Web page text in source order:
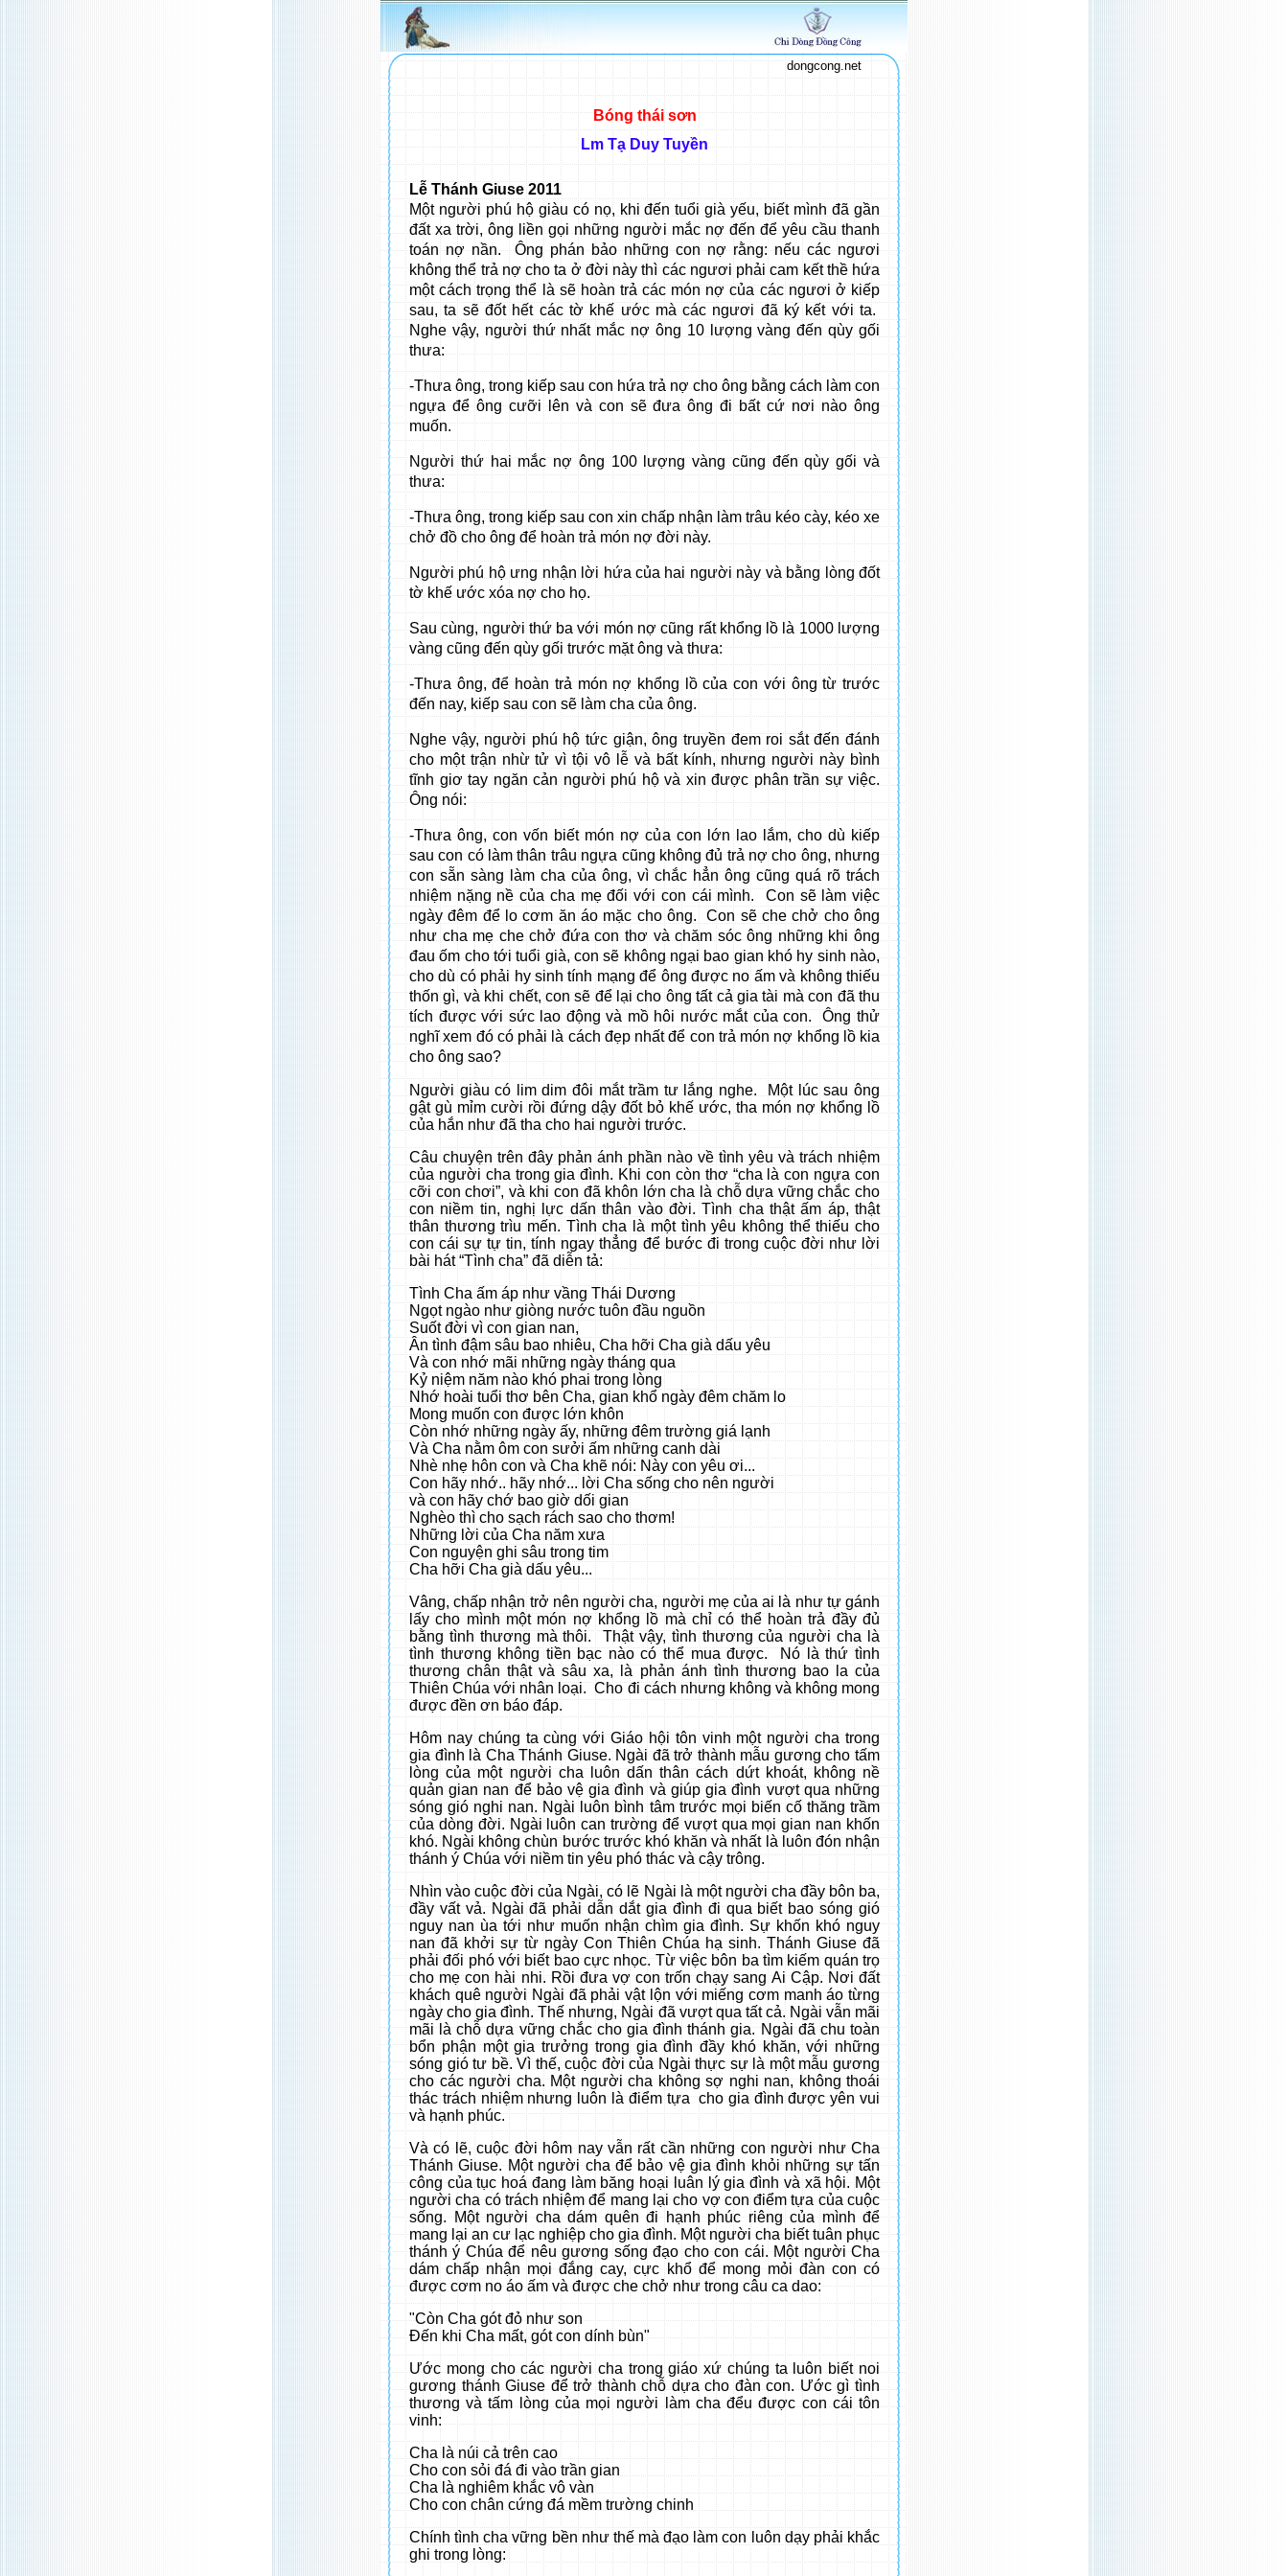
dongcong.net
Bóng thái sơn
Lm Tạ Duy Tuyền
Lễ Thánh Giuse 2011
Một người phú hộ giàu có nọ, khi đến tuổi già yếu, biết mình đã gần
đất xa trời, ông liền gọi những người mắc nợ đến để yêu cầu thanh
toán nợ nần. Ông phán bảo những con nợ rằng: nếu các ngươi
không thể trả nợ cho ta ở đời này thì các ngươi phải cam kết thề hứa
một cách trọng thể là sẽ hoàn trả các món nợ của các ngươi ở kiếp
sau, ta sẽ đốt hết các tờ khế ước mà các ngươi đã ký kết với ta.
Nghe vậy, người thứ nhất mắc nợ ông 10 lượng vàng đến qùy gối
thưa:
-Thưa ông, trong kiếp sau con hứa trả nợ cho ông bằng cách làm con
ngựa để ông cưỡi lên và con sẽ đưa ông đi bất cứ nơi nào ông
muốn.
Người thứ hai mắc nợ ông 100 lượng vàng cũng đến qùy gối và
thưa:
-Thưa ông, trong kiếp sau con xin chấp nhận làm trâu kéo cày, kéo xe
chở đồ cho ông để hoàn trả món nợ đời này.
Người phú hộ ưng nhận lời hứa của hai người này và bằng lòng đốt
tờ khế ước xóa nợ cho họ.
Sau cùng, người thứ ba với món nợ cũng rất khổng lồ là 1000 lượng
vàng cũng đến qùy gối trước mặt ông và thưa:
-Thưa ông, để hoàn trả món nợ khổng lồ của con với ông từ trước
đến nay, kiếp sau con sẽ làm cha của ông.
Nghe vậy, người phú hộ tức giận, ông truyền đem roi sắt đến đánh
cho một trận nhừ tử vì tội vô lễ và bất kính, nhưng người này bình
tĩnh giơ tay ngăn cản người phú hộ và xin được phân trần sự việc.
Ông nói:
-Thưa ông, con vốn biết món nợ của con lớn lao lắm, cho dù kiếp
sau con có làm thân trâu ngựa cũng không đủ trả nợ cho ông, nhưng
con sẵn sàng làm cha của ông, vì chắc hẳn ông cũng quá rõ trách
nhiệm nặng nề của cha mẹ đối với con cái mình. Con sẽ làm việc
ngày đêm để lo cơm ăn áo mặc cho ông. Con sẽ che chở cho ông
như cha mẹ che chở đứa con thơ và chăm sóc ông những khi ông
đau ốm cho tới tuổi già, con sẽ không ngại bao gian khó hy sinh nào,
cho dù có phải hy sinh tính mạng để ông được no ấm và không thiếu
thốn gì, và khi chết, con sẽ để lại cho ông tất cả gia tài mà con đã thu
tích được với sức lao động và mồ hôi nước mắt của con. Ông thử
nghĩ xem đó có phải là cách đẹp nhất để con trả món nợ khổng lồ kia
cho ông sao?
Người giàu có lim dim đôi mắt trầm tư lắng nghe. Một lúc sau ông
gật gù mỉm cười rồi đứng dậy đốt bỏ khế ước, tha món nợ khổng lồ
của hắn như đã tha cho hai người trước.
Câu chuyện trên đây phản ánh phần nào về tình yêu và trách nhiệm
của người cha trong gia đình. Khi con còn thơ “cha là con ngựa con
cỡi con chơi”, và khi con đã khôn lớn cha là chỗ dựa vững chắc cho
con niềm tin, nghị lực dấn thân vào đời. Tình cha thật ấm áp, thật
thân thương trìu mến. Tình cha là một tình yêu không thể thiếu cho
con cái sự tự tin, tính ngay thẳng để bước đi trong cuộc đời như lời
bài hát “Tình cha” đã diễn tả:
Tình Cha ấm áp như vầng Thái Dương
Ngọt ngào như giòng nước tuôn đầu nguồn
Suốt đời vì con gian nan,
Ân tình đậm sâu bao nhiêu, Cha hỡi Cha già dấu yêu
Và con nhớ mãi những ngày tháng qua
Kỷ niệm năm nào khó phai trong lòng
Nhớ hoài tuổi thơ bên Cha, gian khổ ngày đêm chăm lo
Mong muốn con được lớn khôn
Còn nhớ những ngày ấy, những đêm trường giá lạnh
Và Cha nằm ôm con sưởi ấm những canh dài
Nhè nhẹ hôn con và Cha khẽ nói: Này con yêu ơi...
Con hãy nhớ.. hãy nhớ... lời Cha sống cho nên người
và con hãy chớ bao giờ dối gian
Nghèo thì cho sạch rách sao cho thơm!
Những lời của Cha năm xưa
Con nguyện ghi sâu trong tim
Cha hỡi Cha già dấu yêu...
Vâng, chấp nhận trở nên người cha, người mẹ của ai là như tự gánh
lấy cho mình một món nợ khổng lồ mà chỉ có thể hoàn trả đầy đủ
bằng tình thương mà thôi. Thật vậy, tình thương của người cha là
tình thương không tiền bạc nào có thể mua được. Nó là thứ tình
thương chân thật và sâu xa, là phản ánh tình thương bao la của
Thiên Chúa với nhân loại. Cho đi cách nhưng không và không mong
được đền ơn báo đáp.
Hôm nay chúng ta cùng với Giáo hội tôn vinh một người cha trong
gia đình là Cha Thánh Giuse. Ngài đã trở thành mẫu gương cho tấm
lòng của một người cha luôn dấn thân cách dứt khoát, không nề
quản gian nan để bảo vệ gia đình và giúp gia đình vượt qua những
sóng gió nghi nan. Ngài luôn bình tâm trước mọi biến cố thăng trầm
của dòng đời. Ngài luôn can trường để vượt qua mọi gian nan khốn
khó. Ngài không chùn bước trước khó khăn và nhất là luôn đón nhận
thánh ý Chúa với niềm tin yêu phó thác và cậy trông.
Nhìn vào cuộc đời của Ngài, có lẽ Ngài là một người cha đầy bôn ba,
đầy vất vả. Ngài đã phải dẫn dắt gia đình đi qua biết bao sóng gió
nguy nan ùa tới như muốn nhận chìm gia đình. Sự khốn khó nguy
nan đã khởi sự từ ngày Con Thiên Chúa hạ sinh. Thánh Giuse đã
phải đối phó với biết bao cực nhọc. Từ việc bôn ba tìm kiếm quán trọ
cho mẹ con hài nhi. Rồi đưa vợ con trốn chạy sang Ai Cập. Nơi đất
khách quê người Ngài đã phải vật lộn với miếng cơm manh áo từng
ngày cho gia đình. Thế nhưng, Ngài đã vượt qua tất cả. Ngài vẫn mãi
mãi là chỗ dựa vững chắc cho gia đình thánh gia. Ngài đã chu toàn
bổn phận một gia trưởng trong gia đình đầy khó khăn, với những
sóng gió tư bề. Vì thế, cuộc đời của Ngài thực sự là một mẫu gương
cho các người cha. Một người cha không sợ nghi nan, không thoái
thác trách nhiệm nhưng luôn là điểm tựa cho gia đình được yên vui
và hạnh phúc.
Và có lẽ, cuộc đời hôm nay vẫn rất cần những con người như Cha
Thánh Giuse. Một người cha để bảo vệ gia đình khỏi những sự tấn
công của tục hoá đang làm băng hoại luân lý gia đình và xã hội. Một
người cha có trách nhiệm để mang lại cho vợ con điểm tựa của cuộc
sống. Một người cha dám quên đi hạnh phúc riêng của mình để
mang lại an cư lạc nghiệp cho gia đình. Một người cha biết tuân phục
thánh ý Chúa để nêu gương sống đạo cho con cái. Một người Cha
dám chấp nhận mọi đắng cay, cực khổ để mong mỏi đàn con có
được cơm no áo ấm và được che chở như trong câu ca dao:
"Còn Cha gót đỏ như son
Đến khi Cha mất, gót con dính bùn"
Ước mong cho các người cha trong giáo xứ chúng ta luôn biết noi
gương thánh Giuse để trở thành chỗ dựa cho đàn con. Ước gì tình
thương và tấm lòng của mọi người làm cha đểu được con cái tôn
vinh:
Cha là núi cả trên cao
Cho con sỏi đá đi vào trần gian
Cha là nghiêm khắc vô vàn
Cho con chân cứng đá mềm trường chinh
Chính tình cha vững bền như thế mà đạo làm con luôn dạy phải khắc
ghi trong lòng: